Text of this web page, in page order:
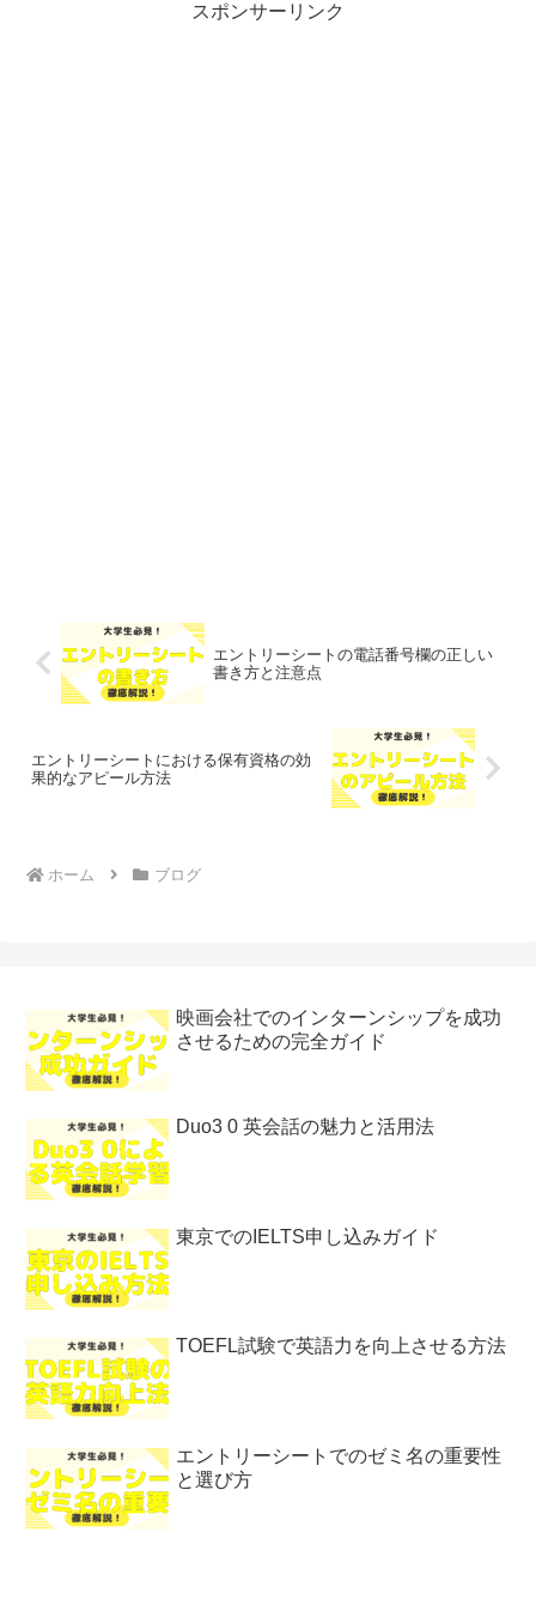
スポンサーリンク
エントリーシートの電話番号欄の正しい
書き方と注意点
エントリーシートにおける保有資格の効
果的なアピール方法
ホーム ブログ
映画会社でのインターンシップを成功
させるための完全ガイド
Duo3 0 英会話の魅力と活用法
東京でのIELTS申し込みガイド
TOEFL試験で英語力を向上させる方法
エントリーシートでのゼミ名の重要性
と選び方